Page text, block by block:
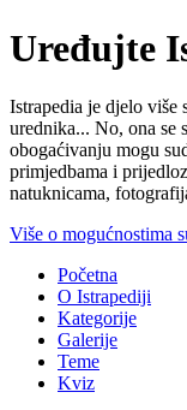
Uređujte
Istrapedia je djelo više
urednika... No, ona se
obogaćivanju mogu
primjedbama i
natuknicama,
Više o mogućnostima
Početna
O Istrapediji
Kategorije
Galerije
Teme
Kviz